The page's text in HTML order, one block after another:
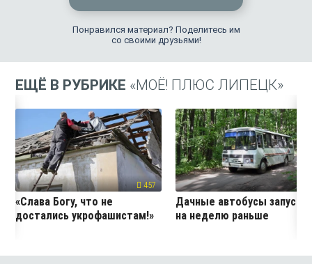
Понравился материал? Поделитесь им
со своими друзьями!
ЕЩЁ В РУБРИКЕ «МОЁ! ПЛЮС ЛИПЕЦК»
457
«Слава Богу, что не
достались укрофашистам!»
Дачные автобусы
на неделю раньше